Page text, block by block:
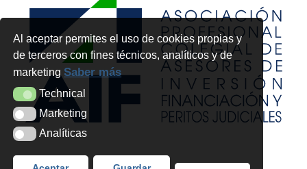
Al aceptar permites el uso de cookies propias y
de terceros con fines técnicos, analíticos y de
marketingSaber más
TechnicalTechnical
MarketingMarketing
AnalíticasAnalíticas